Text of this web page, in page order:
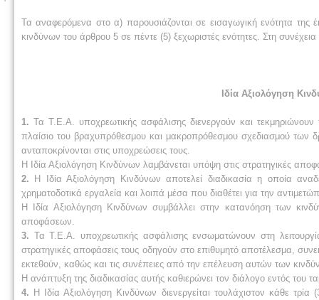
Τα αναφερόμενα στο α) παρουσιάζονται σε εισαγωγική ενότητα
κινδύνων του άρθρου 5 σε πέντε (5) ξεχωριστές ενότητες. Στη
Ιδία Αξιολόγηση
1. Τα Τ.Ε.Α. υποχρεωτικής ασφάλισης διενεργούν και τεκμηριώνουν
πλαίσιο του βραχυπρόθεσμου και μακροπρόθεσμου σχεδιασμού των
ανταποκρίνονται στις υποχρεώσεις τους.
Η Ιδία Αξιολόγηση Κινδύνων λαμβάνεται υπόψη στις στρατηγικές
2. Η Ιδία Αξιολόγηση Κινδύνων αποτελεί διαδικασία η οποία
χρηματοδοτικά εργαλεία και λοιπά μέσα που διαθέτει για την
Η Ιδία Αξιολόγηση Κινδύνων συμβάλλει στην κατανόηση των
αποφάσεων.
3. Τα Τ.Ε.Α. υποχρεωτικής ασφάλισης ενσωματώνουν στη
στρατηγικές αποφάσεις τους οδηγούν στο επιθυμητό αποτέλεσμα,
εκτεθούν, καθώς και τις συνέπειες από την επέλευση αυτών των
Η ανάπτυξη της διαδικασίας αυτής καθιερώνει τον διάλογο εντός
4. Η Ιδία Αξιολόγηση Κινδύνων διενεργείται τουλάχιστον κάθε